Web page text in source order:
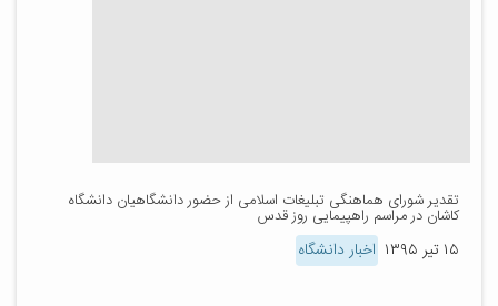
تقدیر شورای هماهنگی تبلیغات اسلامی از حضور دانشگاهیان دانشگاه
کاشان در مراسم راهپیمایی روز قدس
۱۵ تیر ۱۳۹۵ اخبار دانشگاه